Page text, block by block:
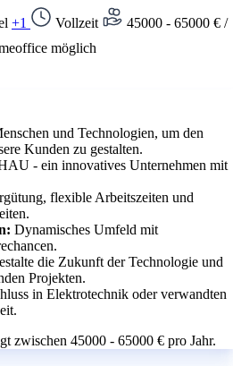
+1 Vollzeit
45000 - 65000 € /
möglich
und Technologien, um den
Kunden zu gestalten.
- ein innovatives Unternehmen mit
flexible Arbeitszeiten und
Dynamisches Umfeld mit
die Zukunft der Technologie und
Projekten.
in Elektrotechnik oder verwandten
zwischen 45000 - 65000 € pro Jahr.